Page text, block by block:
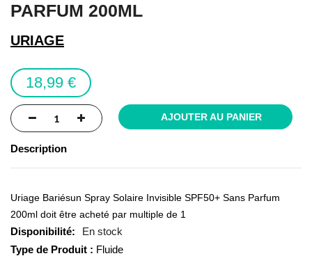
of
images
PARFUM 200ML
URIAGE
18,99 €
AJOUTER AU PANIER
Description
Uriage Bariésun Spray Solaire Invisible SPF50+ Sans Parfum
200ml doit être acheté par multiple de 1
En stock
Type de Produit : Fluide